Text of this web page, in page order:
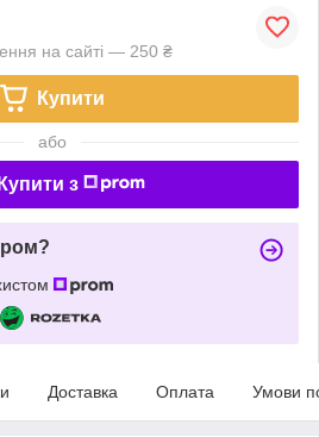
на сайті — 250 ₴
Купити
або
Купити з
Доставка Оплата Умови